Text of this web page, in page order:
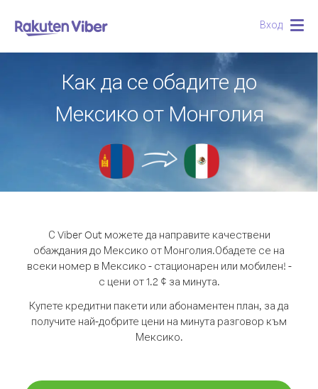
Вход
Как да се обадите до
Мексико от Монголия
С Viber Out можете да направите качествени
обаждания до Мексико от Монголия.Обадете се на
всеки номер в Мексико - стационарен или мобилен! -
с цени от 1.2 ¢ за минута.
Купете кредитни пакети или абонаментен план, за да
получите най-добрите цени на минута разговор към
Мексико.